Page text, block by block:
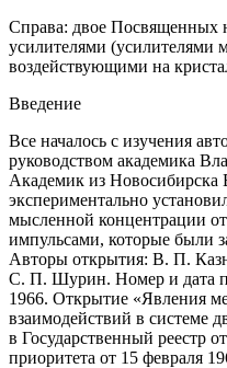
Справа: двое Посвященных
усилителями (усилителями
воздействующими на
Введение
Все началось с изучения
руководством академика
Академик из Новосибирска
экспериментально
мысленной концентрации
импульсами, которые были
Авторы открытия: В. П.
С. П. Шурин. Номер и дата
1966. Открытие «Явления
взаимодействий в системе
в Государственный реестр
приоритета от 15 февраля